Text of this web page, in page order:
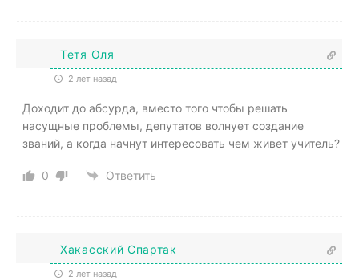
Тетя Оля
2 лет назад
Доходит до абсурда, вместо того чтобы решать
насущные проблемы, депутатов волнует создание
званий, а когда начнут интересовать чем живет учитель?
0 Ответить
Хакасский Спартак
2 лет назад